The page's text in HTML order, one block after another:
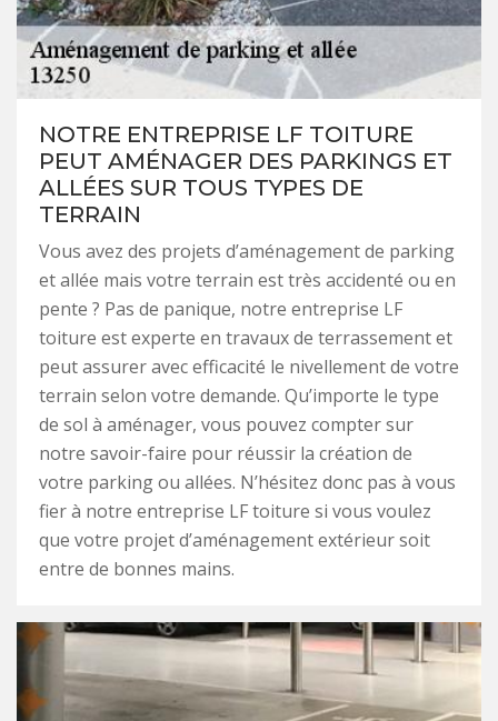
NOTRE ENTREPRISE LF TOITURE
PEUT AMÉNAGER DES PARKINGS ET
ALLÉES SUR TOUS TYPES DE
TERRAIN
Vous avez des projets d’aménagement de parking
et allée mais votre terrain est très accidenté ou en
pente ? Pas de panique, notre entreprise LF
toiture est experte en travaux de terrassement et
peut assurer avec efficacité le nivellement de votre
terrain selon votre demande. Qu’importe le type
de sol à aménager, vous pouvez compter sur
notre savoir-faire pour réussir la création de
votre parking ou allées. N’hésitez donc pas à vous
fier à notre entreprise LF toiture si vous voulez
que votre projet d’aménagement extérieur soit
entre de bonnes mains.